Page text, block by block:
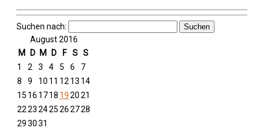
Suchen nach:
August 2016
M
D M D F S S
1
2 3 4 5 6
7
8
9 10 11 12 13 14
15 16 1718 192021
22232425262728
293031